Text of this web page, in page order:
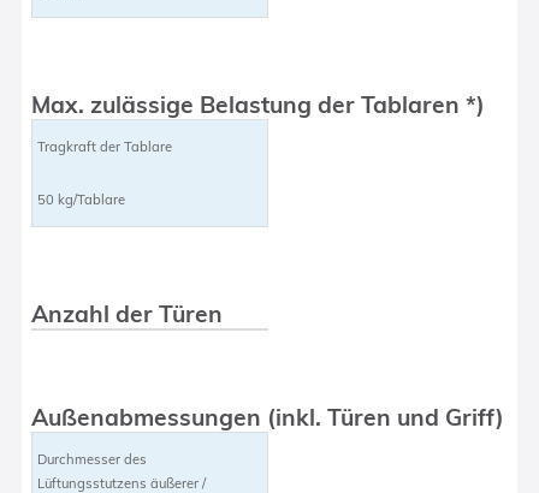
Max. zulässige Belastung der Tablaren *)
Tragkraft der Tablare
50 kg/Tablare
Anzahl der Türen
Außenabmessungen (inkl. Türen und Griff)
Durchmesser des
Lüftungsstutzens äußerer /